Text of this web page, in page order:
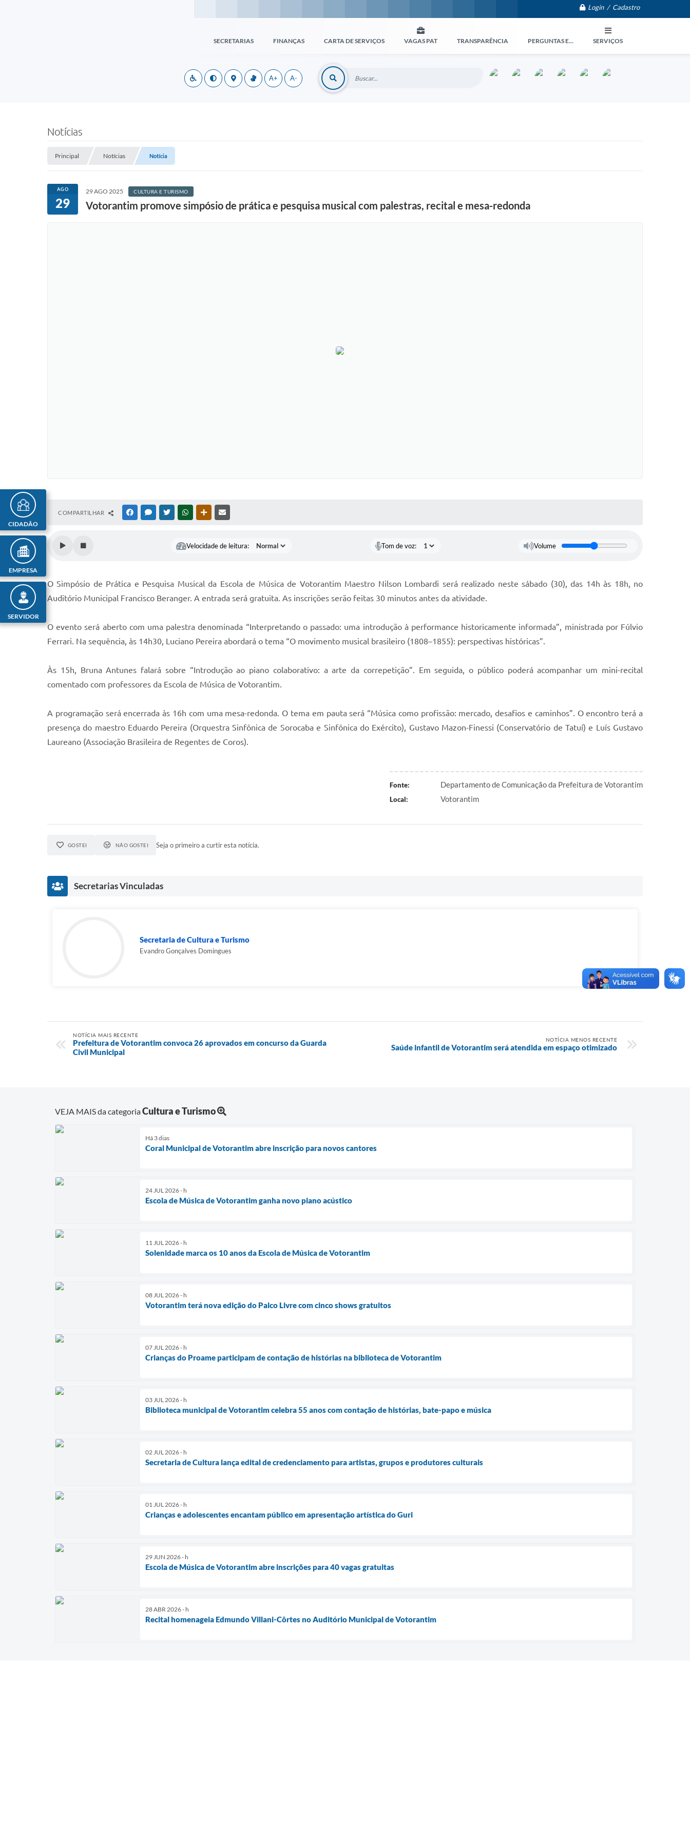
Login / Cadastro
SECRETARIAS FINANÇAS CARTA DE SERVIÇOS VAGAS PAT TRANSPARÊNCIA PERGUNTAS E... SERVIÇOS
A+ A-
CIDADÃO
EMPRESA
SERVIDOR
Notícias
Principal Notícias Notícia
AGO
29
29 AGO 2025 CULTURA E TURISMO
Votorantim promove simpósio de prática e pesquisa musical com palestras, recital e mesa-redonda
COMPARTILHAR FACEBOOKMESSENGER
TWITTERWHATSAPPOUTRAS MÍDIAS
Velocidade de leitura: Tom de voz: Volume
O Simpósio de Prática e Pesquisa Musical da Escola de Música de Votorantim Maestro Nilson Lombardi será realizado neste sábado (30), das 14h às 18h, no
Auditório Municipal Francisco Beranger. A entrada será gratuita. As inscrições serão feitas 30 minutos antes da atividade.
O evento será aberto com uma palestra denominada “Interpretando o passado: uma introdução à performance historicamente informada”, ministrada por Fúlvio
Ferrari. Na sequência, às 14h30, Luciano Pereira abordará o tema “O movimento musical brasileiro (1808–1855): perspectivas históricas”.
Às 15h, Bruna Antunes falará sobre “Introdução ao piano colaborativo: a arte da correpetição”. Em seguida, o público poderá acompanhar um mini-recital
comentado com professores da Escola de Música de Votorantim.
A programação será encerrada às 16h com uma mesa-redonda. O tema em pauta será “Música como profissão: mercado, desafios e caminhos”. O encontro terá a
presença do maestro Eduardo Pereira (Orquestra Sinfônica de Sorocaba e Sinfônica do Exército), Gustavo Mazon-Finessi (Conservatório de Tatuí) e Luís Gustavo
Laureano (Associação Brasileira de Regentes de Coros).
Fonte: Departamento de Comunicação da Prefeitura de Votorantim
Local: Votorantim
GOSTEI NÃO GOSTEI Seja o primeiro a curtir esta notícia.
Secretarias Vinculadas
Secretaria de Cultura e Turismo
Evandro Gonçalves Domingues
NOTÍCIA MAIS RECENTE
Prefeitura de Votorantim convoca 26 aprovados em concurso da Guarda
Civil Municipal
NOTÍCIA MENOS RECENTE
Saúde infantil de Votorantim será atendida em espaço otimizado
VEJA MAIS da categoriaCultura e Turismo
Há 3 dias
Coral Municipal de Votorantim abre inscrição para novos cantores
24 JUL 2026 - h
Escola de Música de Votorantim ganha novo piano acústico
11 JUL 2026 - h
Solenidade marca os 10 anos da Escola de Música de Votorantim
08 JUL 2026 - h
Votorantim terá nova edição do Palco Livre com cinco shows gratuitos
07 JUL 2026 - h
Crianças do Proame participam de contação de histórias na biblioteca de Votorantim
03 JUL 2026 - h
Biblioteca municipal de Votorantim celebra 55 anos com contação de histórias, bate-papo e música
02 JUL 2026 - h
Secretaria de Cultura lança edital de credenciamento para artistas, grupos e produtores culturais
01 JUL 2026 - h
Crianças e adolescentes encantam público em apresentação artística do Guri
29 JUN 2026 - h
Escola de Música de Votorantim abre inscrições para 40 vagas gratuitas
28 ABR 2026 - h
Recital homenageia Edmundo Villani-Côrtes no Auditório Municipal de Votorantim